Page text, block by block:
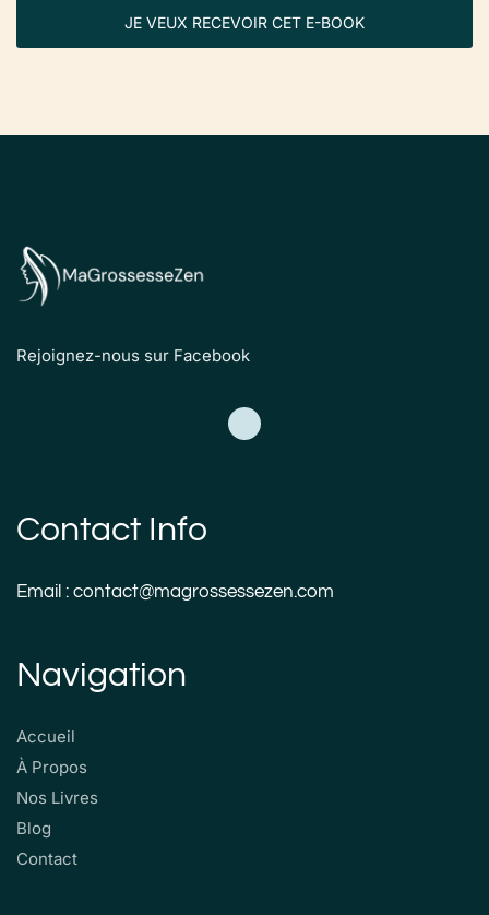
JE VEUX RECEVOIR CET E-BOOK
Rejoignez-nous sur Facebook
Contact Info
Email : contact@magrossessezen.com
Navigation
Accueil
À Propos
Nos Livres
Blog
Contact